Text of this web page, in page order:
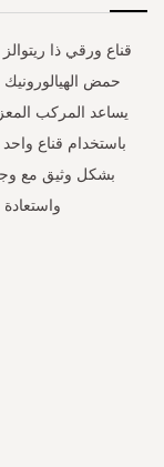
قناع ورقي ذا
حمض الهيالورونيك
يساعد المركب
باستخدام قناع
بشكل وثيق مع